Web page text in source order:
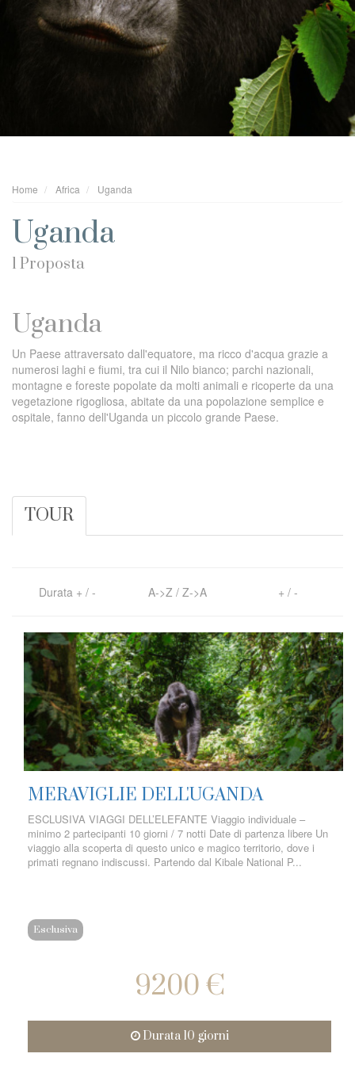
Home Africa Uganda
Uganda
1 Proposta
Uganda
Un Paese attraversato dall'equatore, ma ricco d'acqua grazie a
numerosi laghi e fiumi, tra cui il Nilo bianco; parchi nazionali,
montagne e foreste popolate da molti animali e ricoperte da una
vegetazione rigogliosa, abitate da una popolazione semplice e
ospitale, fanno dell'Uganda un piccolo grande Paese.
TOUR
Durata + / - A->Z / Z->A + / -
MERAVIGLIE DELL'UGANDA
ESCLUSIVA VIAGGI DELL’ELEFANTE Viaggio individuale –
minimo 2 partecipanti 10 giorni / 7 notti Date di partenza libere Un
viaggio alla scoperta di questo unico e magico territorio, dove i
primati regnano indiscussi. Partendo dal Kibale National P...
Esclusiva
9200 €
Durata 10 giorni